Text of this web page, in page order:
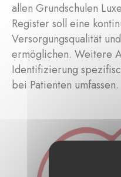
allen Grundschulen
Register soll eine
Versorgungsqualität
ermöglichen. Weitere
Identifizierung
bei Patienten umfassen.